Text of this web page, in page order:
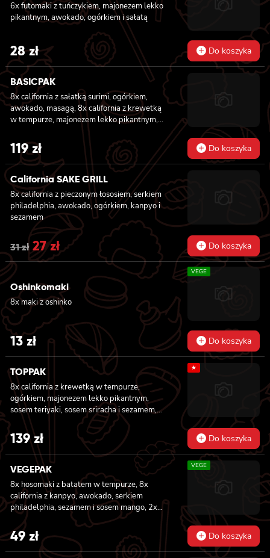
6x futomaki z tuńczykiem, majonezem lekko
pikantnym, awokado, ogórkiem i sałatą
28zł Do koszyka
BASICPAK
8x california z sałatką surimi, ogórkiem,
awokado, masagą, 8x california z krewetką
w tempurze, majonezem lekko pikantnym,
ogórkiem, sezamem i masago, 6x futomaki z
tuńczykiem, majonezem lekko pikantnym,
awokado, ogórkiem i sałatą, 6x futomaki z
pieczonym łososiem, ogórkiem, majonezem
lekko pikantnym, masago i sałatą, 6x
futomaki z krewetką w tempurze, ogórkiem,
sałatą i majonezem lekko pikantnym, 8x maki
z kanpyo
119zł Do koszyka
California SAKE GRILL
8x california z pieczonym łososiem, serkiem
philadelphia, awokado, ogórkiem, kanpyo i
sezamem
31zł Original
price
was:
31 zł.
27zł Current
price
is:
27 zł.
Do koszyka
Oshinkomaki
8x maki z oshinko
VEGE
13zł Do koszyka
TOPPAK
8x california z krewetką w tempurze,
ogórkiem, majonezem lekko pikantnym,
sosem teriyaki, sosem sriracha i sezamem,
masago owinięta łososiem, tuńczykiem,
węgorzem i krewetką, 8x california z
krewetką w tempurze, majonezem lekko
pikantnym, ogórkiem, sezamem i masago, 6x
futomaki z tuńczykiem, majonezem lekko
pikantnym, awokado, ogórkiem i sałatą, 6x
futomaki z surimi, majonezem lekko
pikantnym, kanpyo i ogórkiem, 6x futomaki z
krewetką w tempurze, ogórkiem, sałatą i
majonezem lekko pikantnym, 8x maki z
surimi
★
139zł Do koszyka
VEGEPAK
8x hosomaki z batatem w tempurze, 8x
california z kanpyo, awokado, serkiem
philadelphia, sezamem i sosem mango, 2x
nigiri z awokado i sosem mango
VEGE
49 zł Do koszyka